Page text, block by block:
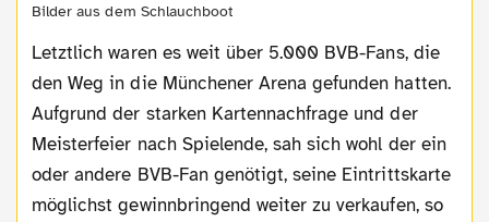
Bilder aus dem Schlauchboot
Letztlich waren es weit über 5.000 BVB-Fans, die
den Weg in die Münchener Arena gefunden hatten.
Aufgrund der starken Kartennachfrage und der
Meisterfeier nach Spielende, sah sich wohl der ein
oder andere BVB-Fan genötigt, seine Eintrittskarte
möglichst gewinnbringend weiter zu verkaufen, so